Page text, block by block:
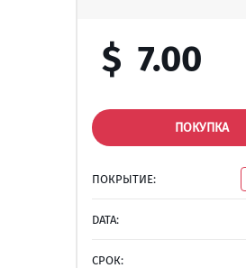
$ 7.00
ПОКУПКА
ПОКРЫТИЕ:
DATA:
СРОК: